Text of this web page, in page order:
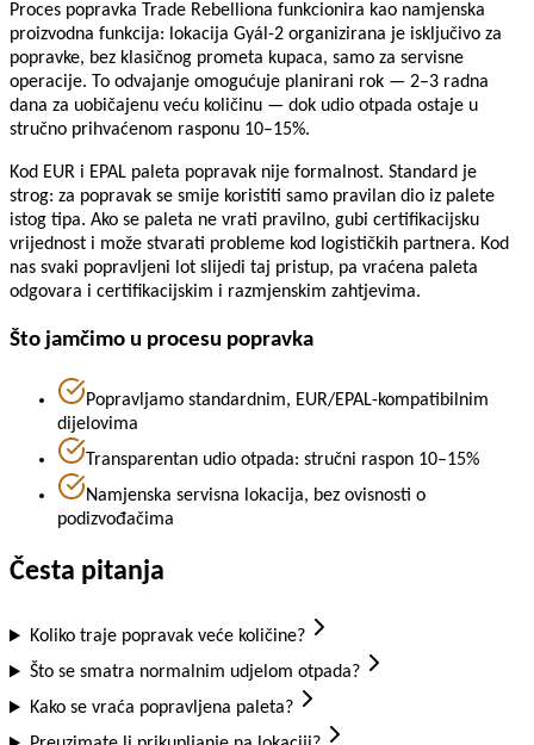
Proces popravka Trade Rebelliona funkcionira kao namjenska
proizvodna funkcija: lokacija Gyál-2 organizirana je isključivo za
popravke, bez klasičnog prometa kupaca, samo za servisne
operacije. To odvajanje omogućuje planirani rok — 2–3 radna
dana za uobičajenu veću količinu — dok udio otpada ostaje u
stručno prihvaćenom rasponu 10–15%.
Kod EUR i EPAL paleta popravak nije formalnost. Standard je
strog: za popravak se smije koristiti samo pravilan dio iz palete
istog tipa. Ako se paleta ne vrati pravilno, gubi certifikacijsku
vrijednost i može stvarati probleme kod logističkih partnera. Kod
nas svaki popravljeni lot slijedi taj pristup, pa vraćena paleta
odgovara i certifikacijskim i razmjenskim zahtjevima.
Što jamčimo u procesu popravka
Popravljamo standardnim, EUR/EPAL-kompatibilnim
dijelovima
Transparentan udio otpada: stručni raspon 10–15%
Namjenska servisna lokacija, bez ovisnosti o
podizvođačima
Česta pitanja
Koliko traje popravak veće količine?
Što se smatra normalnim udjelom otpada?
Kako se vraća popravljena paleta?